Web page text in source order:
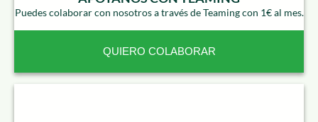
Puedes colaborar con nosotros a través de Teaming con 1€ al mes.
QUIERO COLABORAR